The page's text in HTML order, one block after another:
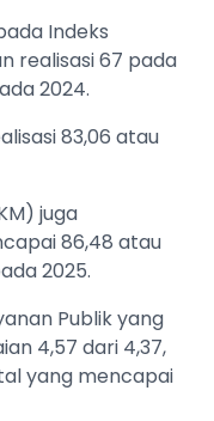
Indeks
realisasi 67 pada
2024.
83,06 atau
juga
86,48 atau
2025.
Publik yang
4,57 dari 4,37,
yang mencapai